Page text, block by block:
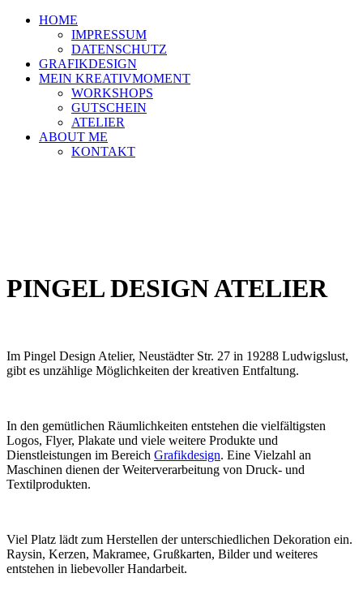
HOME
IMPRESSUM
DATENSCHUTZ
GRAFIKDESIGN
MEIN KREATIVMOMENT
WORKSHOPS
GUTSCHEIN
ATELIER
ABOUT ME
KONTAKT
PINGEL DESIGN ATELIER
Im Pingel Design Atelier, Neustädter Str. 27 in 19288 Ludwigslust,
gibt es unzählige Möglichkeiten der kreativen Entfaltung.
In den gemütlichen Räumlichkeiten entstehen die vielfältigsten
Logos, Flyer, Plakate und viele weitere Produkte und
Dienstleistungen im Bereich Grafikdesign. Eine Vielzahl an
Maschinen dienen der Weiterverarbeitung von Druck- und
Textilprodukten.
Viel Platz lädt zum Herstellen der unterschiedlichen Dekoration ein.
Raysin, Kerzen, Makramee, Grußkarten, Bilder und weiteres
entstehen in liebevoller Handarbeit.